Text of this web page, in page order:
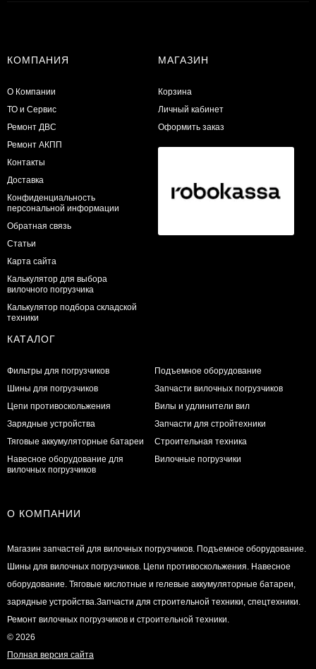
КОМПАНИЯ
О Компании
ТО и Сервис
​Ремонт ДВС
Ремонт АКПП
Контакты
Доставка
Конфиденциальность
персональной информации
Обратная связь
Статьи
Карта сайта
Калькулятор для выбора
вилочного погрузчика
Калькулятор подбора складской
техники
МАГАЗИН
Корзина
Личный кабинет
Оформить заказ
КАТАЛОГ
Фильтры для погрузчиков
Шины для погрузчиков
Цепи противоскольжения
Зарядные устройства
Тяговые аккумуляторные батареи
Навесное оборудование для
вилочных погрузчиков
Подъемное оборудование
Запчасти вилочных погрузчиков
Вилы и удлинители вил
Запчасти для стройтехники
Строительная техника
Вилочные погрузчики
О КОМПАНИИ
Магазин запчастей для вилочных погрузчиков. Подъемное оборудование.
Шины для вилочных погрузчиков. Цепи противоскольжения. Навесное
оборудование. Тяговые кислотные и гелевые аккумуляторные батареи,
зарядные устройства.Запчасти для строительной техники, спецтехники.
Ремонт вилочных погрузчиков и строительной техники.
© 2026
Полная версия сайта